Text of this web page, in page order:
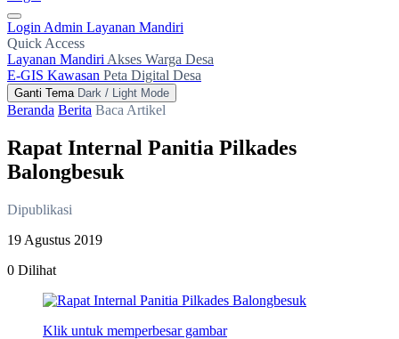
Login Admin Layanan Mandiri
Quick Access
Layanan Mandiri Akses Warga Desa
E-GIS Kawasan Peta Digital Desa
Ganti Tema Dark / Light Mode
Beranda Berita Baca Artikel
Rapat Internal Panitia Pilkades
Balongbesuk
Dipublikasi
19 Agustus 2019
0 Dilihat
Klik untuk memperbesar gambar